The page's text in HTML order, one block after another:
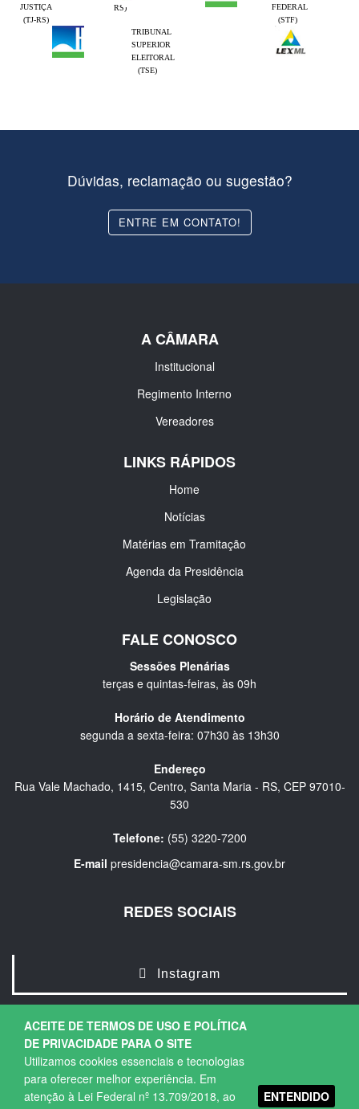
ACEITE DE TERMOS DE USO E POLÍTICA
DE PRIVACIDADE PARA O SITE
Utilizamos cookies essenciais e tecnologias
para oferecer melhor experiência. Em
atenção à Lei Federal nº 13.709/2018, ao
ENTENDIDO
RS)
JUSTIÇA
(TJ-RS)
FEDERAL
(STF)
TRIBUNAL
SUPERIOR
ELEITORAL
(TSE)
Dúvidas, reclamação ou sugestão?
ENTRE EM CONTATO!
A CÂMARA
Institucional
Regimento Interno
Vereadores
LINKS RÁPIDOS
Home
Notícias
Matérias em Tramitação
Agenda da Presidência
Legislação
FALE CONOSCO
Sessões Plenárias
terças e quintas-feiras, às 09h
Horário de Atendimento
segunda a sexta-feira: 07h30 às 13h30
Endereço
Rua Vale Machado, 1415, Centro, Santa Maria - RS, CEP 97010-
530
Telefone: (55) 3220-7200
E-mail presidencia@camara-sm.rs.gov.br
REDES SOCIAIS
Instagram
Copyright © 2026. Todos os direitos Reservados.